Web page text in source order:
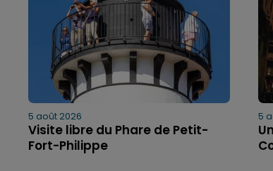
5 août 2026
Visite libre du Phare de Petit-
Fort-Philippe
5